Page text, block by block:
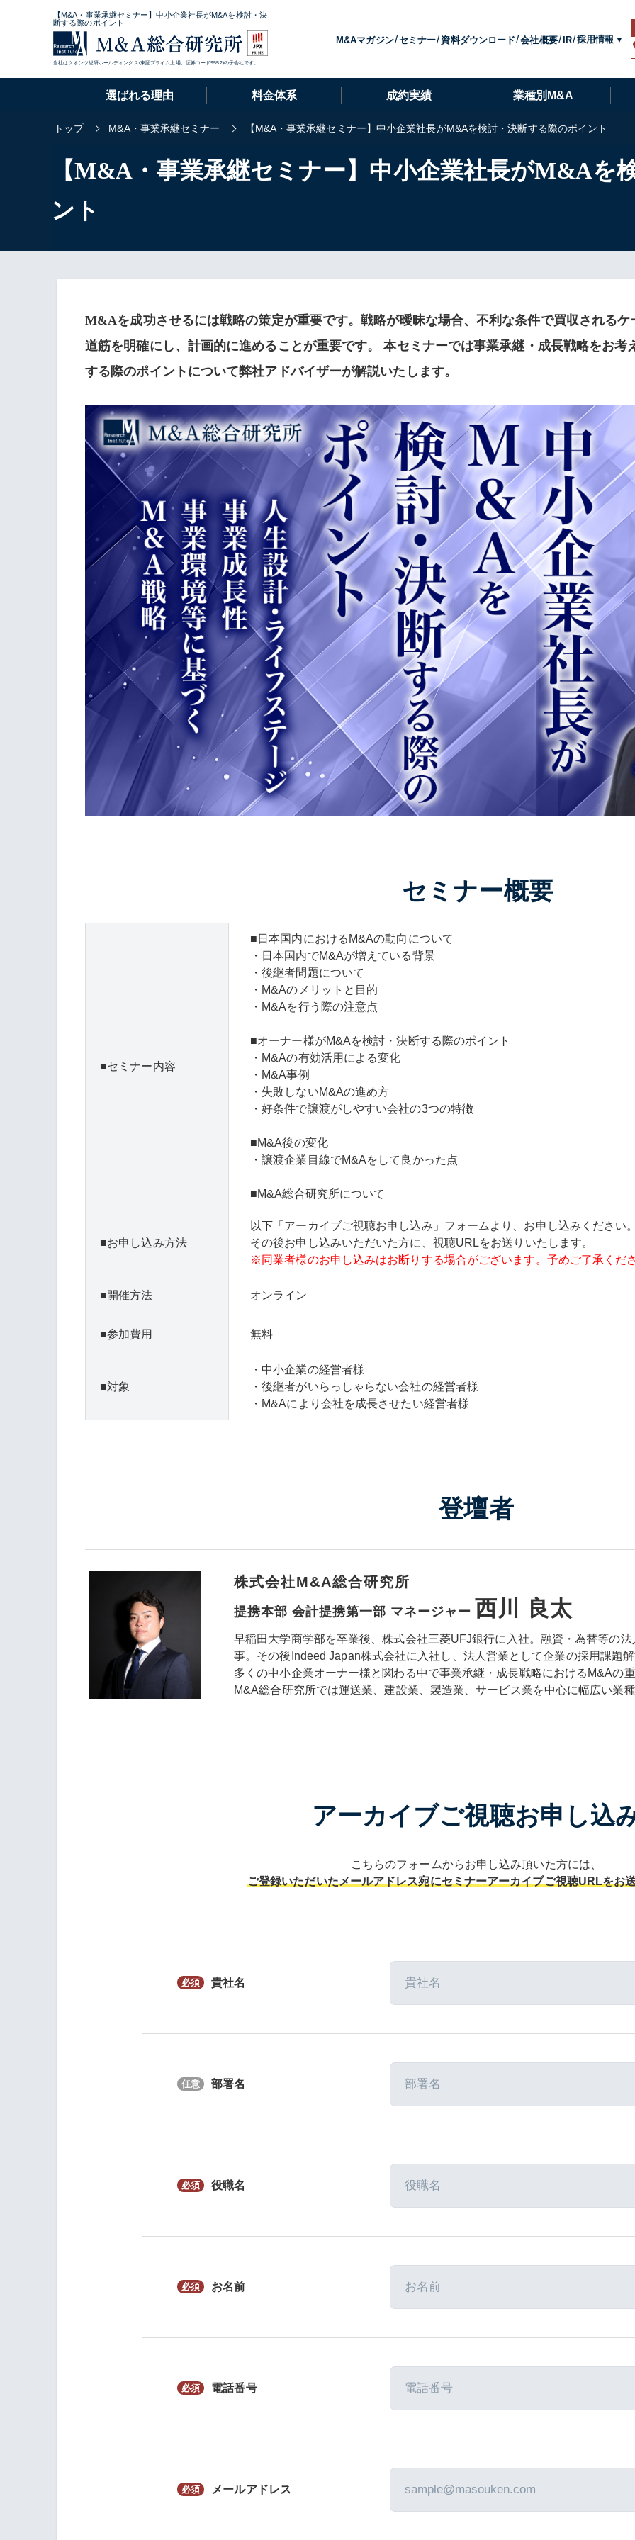
【M&A・事業承継セミナー】中小企業社長がM&Aを検討・決
断する際のポイント
当社はクオンツ総研ホールディングス(東証プライム上場、証券コード9552)の子会社です。
M&Aマガジン セミナー 資料ダウンロード 会社概要 IR 採用情報
選ばれる理由 料金体系 成約実績 業種別M&A
トップ M&A・事業承継セミナー 【M&A・事業承継セミナー】中小企業社長がM&Aを検討・決断する際のポイント
【M&A・事業承継セミナー】中小企業社長がM&Aを
ント
M&Aを成功させるには戦略の策定が重要です。戦略が曖昧な場合、不利な条件で買収される
道筋を明確にし、計画的に進めることが重要です。 本セミナーでは事業承継・成長戦略をお
する際のポイントについて弊社アドバイザーが解説いたします。
セミナー内容
■日本国内におけるM&Aの動向について
・日本国内でM&Aが増えている背景
・後継者問題について
・M&Aのメリットと目的
・M&Aを行う際の注意点
■オーナー様がM&Aを検討・決断する際のポイント
・M&Aの有効活用による変化
・M&A事例
・失敗しないM&Aの進め方
・好条件で譲渡がしやすい会社の3つの特徴
■M&A後の変化
・譲渡企業目線でM&Aをして良かった点
■M&A総合研究所について
お申し込み方法
以下「アーカイブご視聴お申し込み」フォームより、お申し込みください。
その後お申し込みいただいた方に、視聴URLをお送りいたします。
※同業者様のお申し込みはお断りする場合がございます。予めご了承くださ
開催方法 オンライン
参加費用 無料
対象
・中小企業の経営者様
・後継者がいらっしゃらない会社の経営者様
・M&Aにより会社を成長させたい経営者様
登壇者
株式会社M&A総合研究所
提携本部 会計提携第一部 マネージャー 西川 良太
早稲田大学商学部を卒業後、株式会社三菱UFJ銀行に入社。融資・為替等の
事。その後Indeed Japan株式会社に入社し、法人営業として企業の採用課題解
多くの中小企業オーナー様と関わる中で事業承継・成長戦略におけるM&Aの
M&A総合研究所では運送業、建設業、製造業、サービス業を中心に幅広い業種
アーカイブご視聴お申し込
こちらのフォームからお申し込み頂いた方には、
ご登録いただいたメールアドレス宛にセミナーアーカイブご視聴URLをお送
貴社名
部署名
役職名
お名前
電話番号
メールアドレス